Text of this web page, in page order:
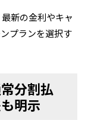
新の金利やキャ
プランを選択す
分割払
明示